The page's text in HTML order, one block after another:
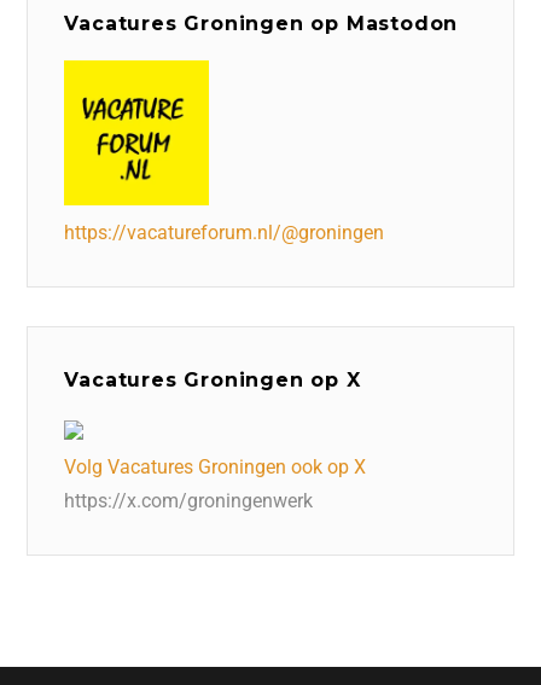
Vacatures Groningen op Mastodon
https://vacatureforum.nl/@groningen
Vacatures Groningen op X
Volg Vacatures Groningen ook op X
https://x.com/groningenwerk